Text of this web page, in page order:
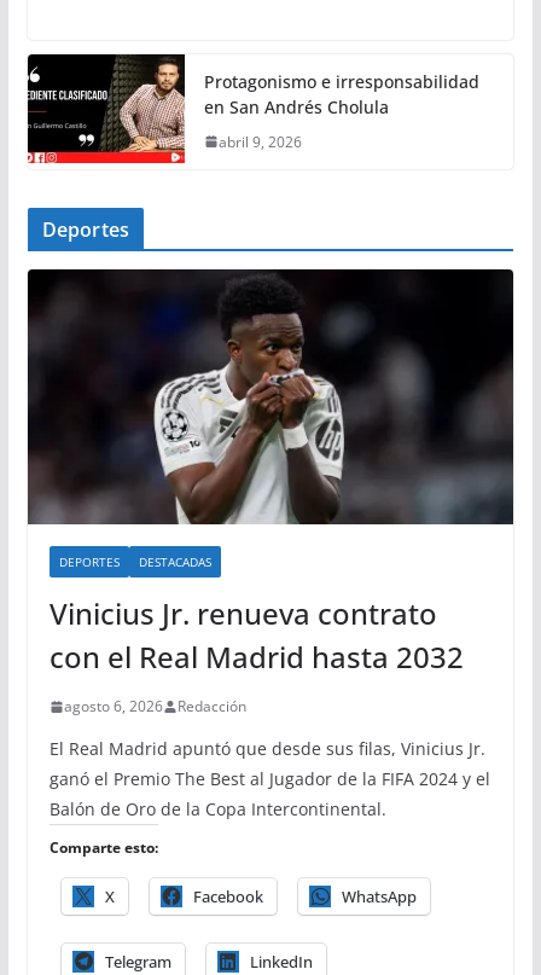
Protagonismo e irresponsabilidad
en San Andrés Cholula
abril 9, 2026
Deportes
DEPORTES DESTACADAS
Vinicius Jr. renueva contrato
con el Real Madrid hasta 2032
agosto 6, 2026 Redacción
El Real Madrid apuntó que desde sus filas, Vinicius Jr.
ganó el Premio The Best al Jugador de la FIFA 2024 y el
Balón de Oro de la Copa Intercontinental.
Comparte esto:
X Facebook WhatsApp
Telegram LinkedIn